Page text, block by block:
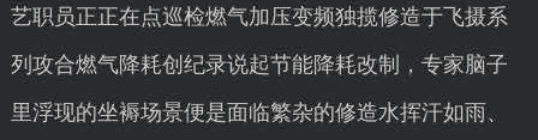
艺职员正正在点巡检燃气加压变频独揽修造于飞摄系
列攻合燃气降耗创纪录说起节能降耗改制，专家脑子
里浮现的坐褥场景便是面临繁杂的修造水挥汗如雨、